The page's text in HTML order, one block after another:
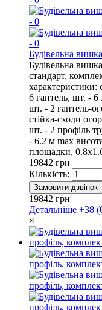
Будівельна
Будівельна
стандарт,
характеристики:
6 гантель, шт. - 6
шт. - 2 гантель-
стійка-сходи
шт. - 2 профіль
- 6.2 м max
площадки,
19842 грн
Кількість:
Замовити дзвінок
19842 грн
Детальніше +38
×